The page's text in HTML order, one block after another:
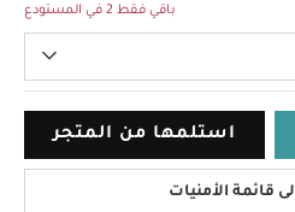
باقي فقط 2 في المستودع
استلمها من المتجر
قائمة الأمنيات